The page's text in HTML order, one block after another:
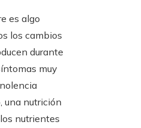
es algo
los cambios
durante
muy
una nutrición
nutrientes